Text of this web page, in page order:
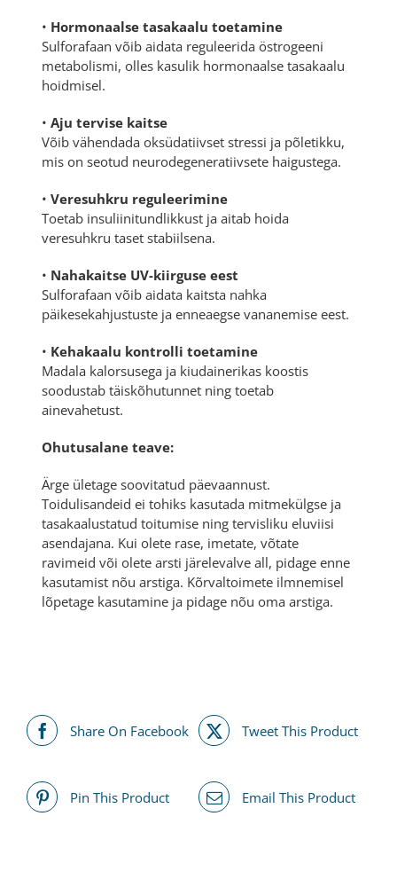
• Hormonaalse tasakaalu toetamine
Sulforafaan võib aidata reguleerida östrogeeni
metabolismi, olles kasulik hormonaalse tasakaalu
hoidmisel.
• Aju tervise kaitse
Võib vähendada oksüdatiivset stressi ja põletikku,
mis on seotud neurodegeneratiivsete haigustega.
• Veresuhkru reguleerimine
Toetab insuliinitundlikkust ja aitab hoida
veresuhkru taset stabiilsena.
• Nahakaitse UV-kiirguse eest
Sulforafaan võib aidata kaitsta nahka
päikesekahjustuste ja enneaegse vananemise eest.
• Kehakaalu kontrolli toetamine
Madala kalorsusega ja kiudainerikas koostis
soodustab täiskõhutunnet ning toetab
ainevahetust.
Ohutusalane teave:
Ärge ületage soovitatud päevaannust.
Toidulisandeid ei tohiks kasutada mitmekülgse ja
tasakaalustatud toitumise ning tervisliku eluviisi
asendajana. Kui olete rase, imetate, võtate
ravimeid või olete arsti järelevalve all, pidage enne
kasutamist nõu arstiga. Kõrvaltoimete ilmnemisel
lõpetage kasutamine ja pidage nõu oma arstiga.
Share On Facebook Tweet This Product
Pin This Product Email This Product